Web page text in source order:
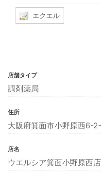
エクエル
店舗タイプ
調剤薬局
住所
大阪府箕面市小野原西6-
店名
ウエルシア箕面小野原西